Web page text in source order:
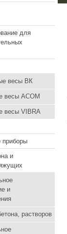
для
весы ВК
весы ACOM
весы VIBRA
приборы
и
и
растворов